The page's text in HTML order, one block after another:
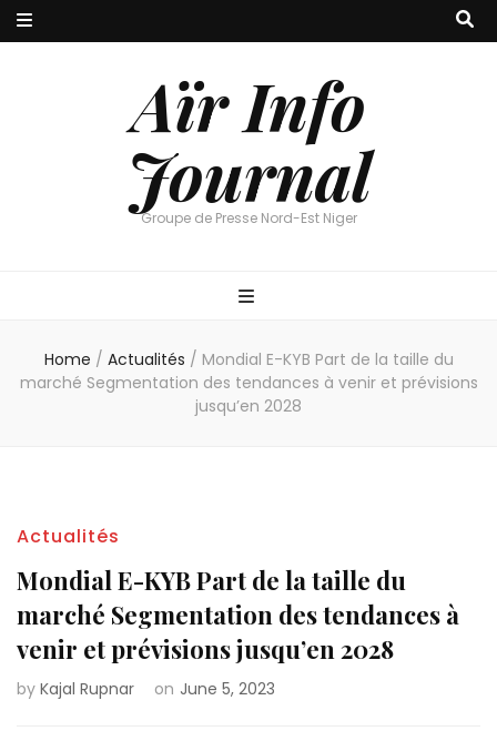
Aïr Info
Journal
Groupe de Presse Nord-Est Niger
Home / Actualités / Mondial E-KYB Part de la taille du
marché Segmentation des tendances à venir et prévisions
jusqu’en 2028
Actualités
Mondial E-KYB Part de la taille du
marché Segmentation des tendances à
venir et prévisions jusqu’en 2028
by Kajal Rupnar on June 5, 2023